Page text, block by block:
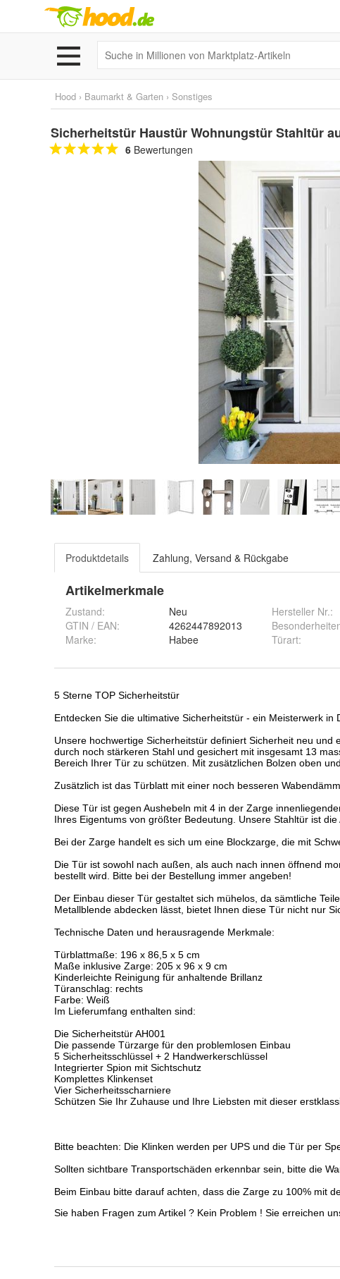
Hood › Baumarkt & Garten › Sonstiges
Sicherheitstür Haustür Wohnungstür Stahltür
6 Bewertungen
Produktdetails Zahlung, Versand & Rückgabe
Artikelmerkmale
Zustand:
Neu
GTIN / EAN:
4262447892013
Marke:
Habee
Hersteller Nr.:
Türart: